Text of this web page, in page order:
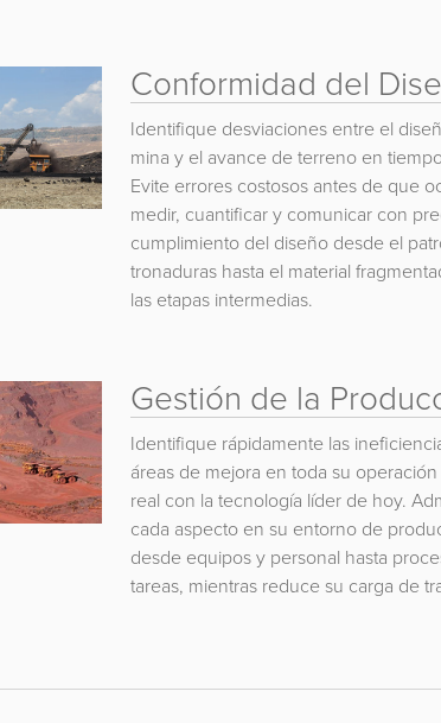
Conformidad del
Identifique desviaciones entre el
mina y el avance de terreno en
Evite errores costosos antes de que
medir, cuantificar y comunicar con
cumplimiento del diseño desde el
tronaduras hasta el material
las etapas intermedias.
Gestión de la
Identifique rápidamente las
áreas de mejora en toda su
real con la tecnología líder de hoy.
cada aspecto en su entorno de
desde equipos y personal hasta
tareas, mientras reduce su carga de